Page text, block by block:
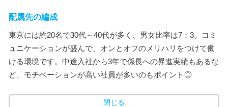
配属先の編成
東京には約20名で30代～40代が多く、男女比率は7：3。コミ
ュニケーションが盛んで、オンとオフのメリハリをつけて働
ける環境です。中途入社から3年で係長への昇進実績もあるな
ど、モチベーションが高い社員が多いのもポイント◎
閉じる